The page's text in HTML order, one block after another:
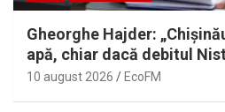
Gheorghe Hajder:
apă, chiar dacă debitul
10 august 2026 EcoFM